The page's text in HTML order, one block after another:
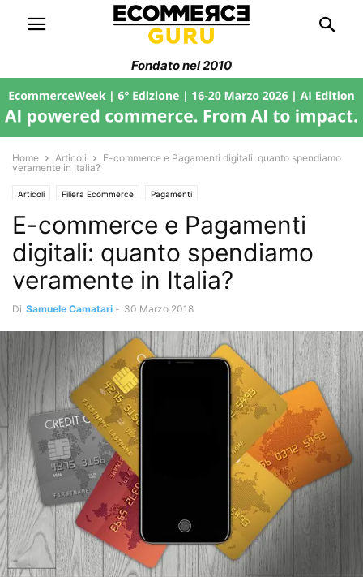
Fondato nel 2010
Home Articoli
E-commerce e Pagamenti digitali: quanto spendiamo
veramente in Italia?
Articoli Filiera Ecommerce Pagamenti
E-commerce e Pagamenti
digitali: quanto spendiamo
veramente in Italia?
Di Samuele Camatari - 30 Marzo 2018